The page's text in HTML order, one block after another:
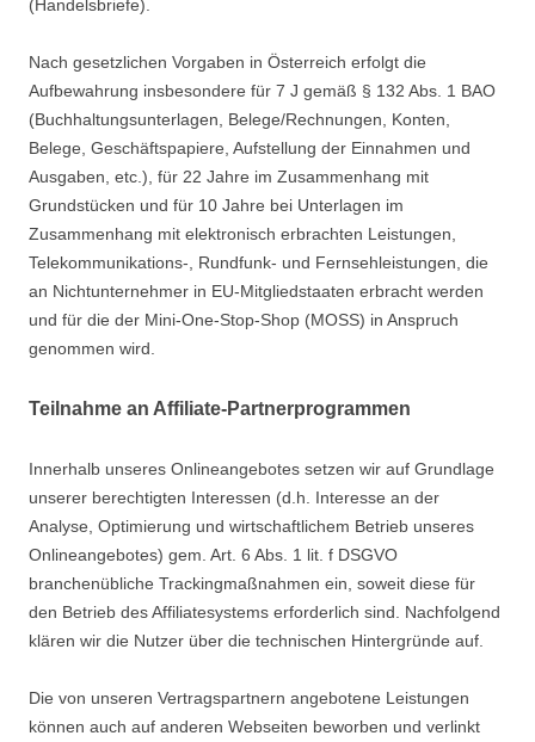
(Handelsbriefe).
Nach gesetzlichen Vorgaben in Österreich erfolgt die
Aufbewahrung insbesondere für 7 J gemäß § 132 Abs. 1 BAO
(Buchhaltungsunterlagen, Belege/Rechnungen, Konten,
Belege, Geschäftspapiere, Aufstellung der Einnahmen und
Ausgaben, etc.), für 22 Jahre im Zusammenhang mit
Grundstücken und für 10 Jahre bei Unterlagen im
Zusammenhang mit elektronisch erbrachten Leistungen,
Telekommunikations-, Rundfunk- und Fernsehleistungen, die
an Nichtunternehmer in EU-Mitgliedstaaten erbracht werden
und für die der Mini-One-Stop-Shop (MOSS) in Anspruch
genommen wird.
Teilnahme an Affiliate-Partnerprogrammen
Innerhalb unseres Onlineangebotes setzen wir auf Grundlage
unserer berechtigten Interessen (d.h. Interesse an der
Analyse, Optimierung und wirtschaftlichem Betrieb unseres
Onlineangebotes) gem. Art. 6 Abs. 1 lit. f DSGVO
branchenübliche Trackingmaßnahmen ein, soweit diese für
den Betrieb des Affiliatesystems erforderlich sind. Nachfolgend
klären wir die Nutzer über die technischen Hintergründe auf.
Die von unseren Vertragspartnern angebotene Leistungen
können auch auf anderen Webseiten beworben und verlinkt